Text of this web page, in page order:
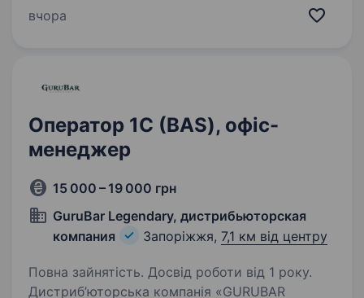
оподаткування» Умови роботи: 5-робочий
вчора
Оператор 1С (BAS), офіс-
менеджер
15 000 – 19 000 грн
GuruBar Legendary, дистрибьюторская
компания
Запоріжжя, 7,1 км від центру
Повна зайнятість. Досвід роботи від 1 року.
Дистриб’юторська компанія «GURUBAR